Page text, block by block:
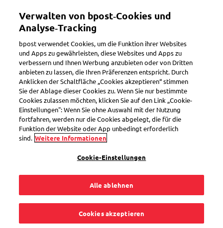
Mein Konto
Suchen
70th anniversary of EUROPA
stamp - Briefmarken für Europa
Artikelnummer SEL0000032826
Verwalten von bpost‑Cookies und
Analyse‑Tracking
bpost verwendet Cookies, um die Funktion ihrer Websites
und Apps zu gewährleisten, diese Websites und Apps zu
verbessern und Ihnen Werbung anzubieten oder von Dritten
anbieten zu lassen, die Ihren Präferenzen entspricht. Durch
Anklicken der Schaltfläche „Cookies akzeptieren“ stimmen
Sie der Ablage dieser Cookies zu. Wenn Sie nur bestimmte
Cookies zulassen möchten, klicken Sie auf den Link „Cookie-
Einstellungen": Wenn Sie ohne Auswahl mit der Nutzung
fortfahren, werden nur die Cookies abgelegt, die für die
Funktion der Website oder App unbedingt erforderlich
sind. Weitere Informationen
Cookie-Einstellungen
Alle ablehnen
Cookies akzeptieren